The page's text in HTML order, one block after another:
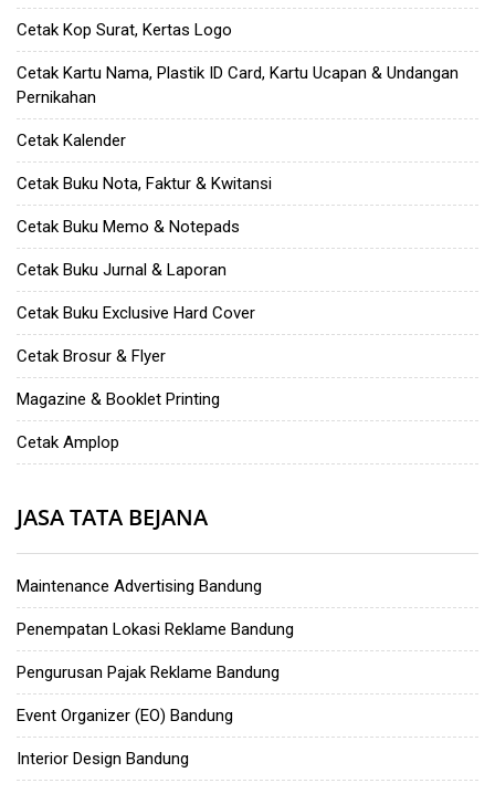
Cetak Kop Surat, Kertas Logo
Cetak Kartu Nama, Plastik ID Card, Kartu Ucapan & Undangan
Pernikahan
Cetak Kalender
Cetak Buku Nota, Faktur & Kwitansi
Cetak Buku Memo & Notepads
Cetak Buku Jurnal & Laporan
Cetak Buku Exclusive Hard Cover
Cetak Brosur & Flyer
Magazine & Booklet Printing
Cetak Amplop
JASA TATA BEJANA
Maintenance Advertising Bandung
Penempatan Lokasi Reklame Bandung
Pengurusan Pajak Reklame Bandung
Event Organizer (EO) Bandung
Interior Design Bandung